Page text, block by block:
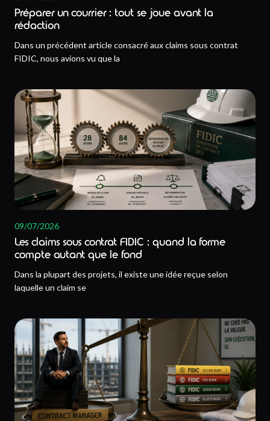
Préparer un courrier : tout se joue avant la
rédaction
Dans un précédent article consacré aux claims sous contrat
FIDIC, nous avions vu que la
09/07/2026
Les claims sous contrat FIDIC : quand la forme
compte autant que le fond
Dans la plupart des projets, il existe une idée reçue selon
laquelle un claim se